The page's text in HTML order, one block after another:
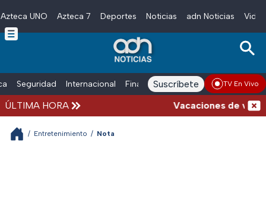
Skip to main content
Azteca UNO Azteca 7 Deportes Noticias adn Noticias
Seguridad Internacional Finanzas adn Noticias Radio
Suscríbete TV En Vivo
ÚLTIMA HORA Vacaciones de verano
/ Entretenimiento / Nota